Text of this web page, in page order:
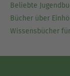
Beliebte
Bücher über
Wissensbücher